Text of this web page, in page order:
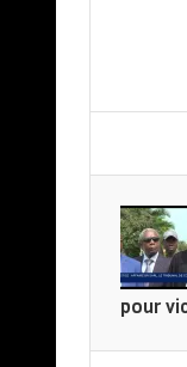
pour